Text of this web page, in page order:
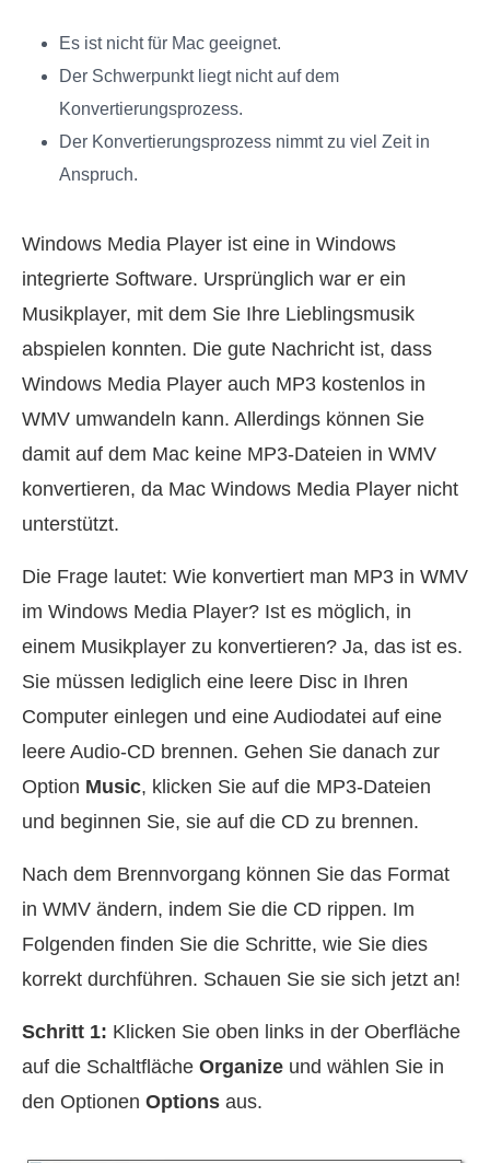
Es ist nicht für Mac geeignet.
Der Schwerpunkt liegt nicht auf dem
Konvertierungsprozess.
Der Konvertierungsprozess nimmt zu viel Zeit in
Anspruch.
Windows Media Player ist eine in Windows
integrierte Software. Ursprünglich war er ein
Musikplayer, mit dem Sie Ihre Lieblingsmusik
abspielen konnten. Die gute Nachricht ist, dass
Windows Media Player auch MP3 kostenlos in
WMV umwandeln kann. Allerdings können Sie
damit auf dem Mac keine MP3‑Dateien in WMV
konvertieren, da Mac Windows Media Player nicht
unterstützt.
Die Frage lautet: Wie konvertiert man MP3 in WMV
im Windows Media Player? Ist es möglich, in
einem Musikplayer zu konvertieren? Ja, das ist es.
Sie müssen lediglich eine leere Disc in Ihren
Computer einlegen und eine Audiodatei auf eine
leere Audio‑CD brennen. Gehen Sie danach zur
Option Music, klicken Sie auf die MP3‑Dateien
und beginnen Sie, sie auf die CD zu brennen.
Nach dem Brennvorgang können Sie das Format
in WMV ändern, indem Sie die CD rippen. Im
Folgenden finden Sie die Schritte, wie Sie dies
korrekt durchführen. Schauen Sie sie sich jetzt an!
Schritt 1: Klicken Sie oben links in der Oberfläche
auf die Schaltfläche Organize und wählen Sie in
den Optionen Options aus.